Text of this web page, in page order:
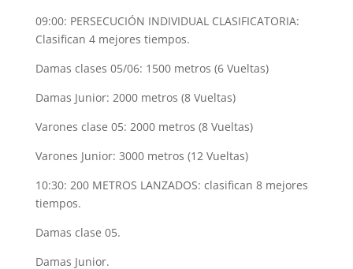
09:00: PERSECUCIÓN INDIVIDUAL CLASIFICATORIA:
Clasifican 4 mejores tiempos.
Damas clases 05/06: 1500 metros (6 Vueltas)
Damas Junior: 2000 metros (8 Vueltas)
Varones clase 05: 2000 metros (8 Vueltas)
Varones Junior: 3000 metros (12 Vueltas)
10:30: 200 METROS LANZADOS: clasifican 8 mejores
tiempos.
Damas clase 05.
Damas Junior.